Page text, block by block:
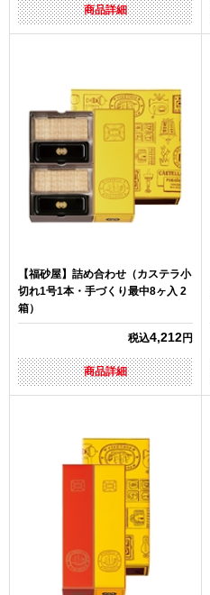
商品詳細
【福砂屋】詰め合わせ（カステラ小
切れ1号1本・手づくり最中8ヶ入 2
箱）
税込4,212円
商品詳細